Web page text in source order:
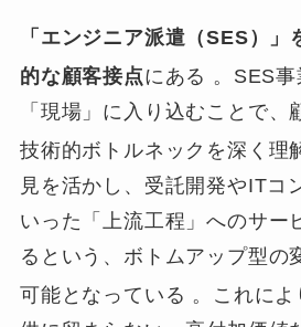
「エンジニア派遣（SES）」
的な顧客接点にある 。SES
「現場」に入り込むことで、
技術的ボトルネックを深く理
見を活かし、受託開発やITコ
いった「上流工程」へのサー
るという、ボトムアップ型の
可能となっている 。これに